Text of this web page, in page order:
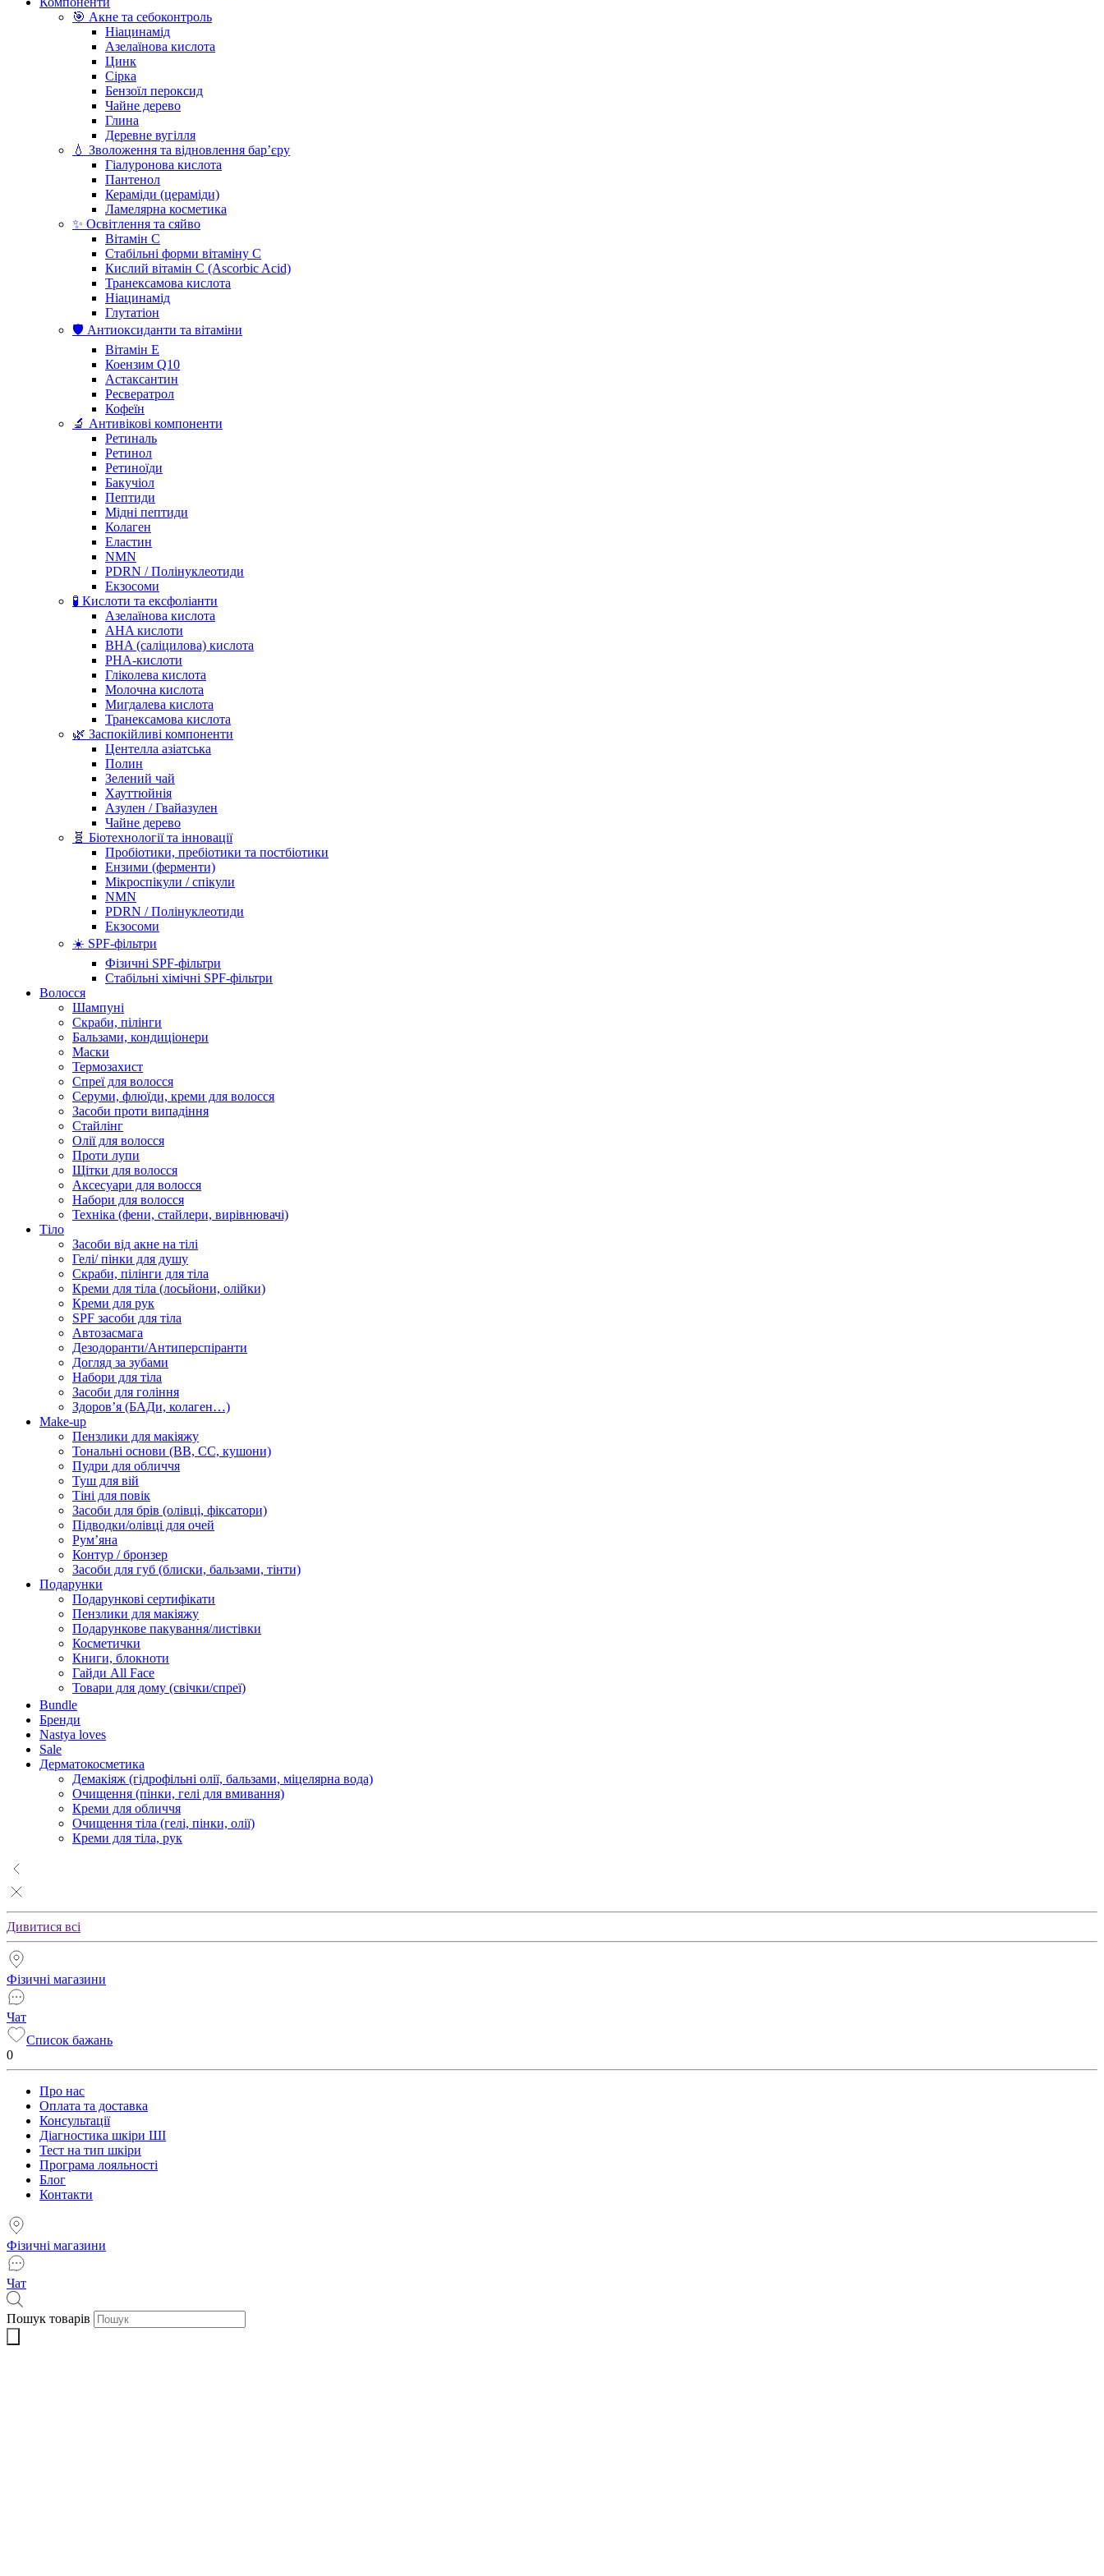
🎯 Акне та себоконтроль
Ніацинамід
Азелаїнова кислота
Цинк
Сірка
Бензоїл пероксид
Чайне дерево
Глина
Деревне вугілля
💧 Зволоження та відновлення бар’єру
Гіалуронова кислота
Пантенол
Кераміди (цераміди)
Ламелярна косметика
✨ Освітлення та сяйво
Вітамін С
Стабільні форми вітаміну С
Кислий вітамін С (Ascorbic Acid)
Транексамова кислота
Ніацинамід
Глутатіон
🛡️ Антиоксиданти та вітаміни
Вітамін Е
Коензим Q10
Астаксантин
Ресвератрол
Кофеїн
🔬 Антивікові компоненти
Ретиналь
Ретинол
Ретиноїди
Бакучіол
Пептиди
Мідні пептиди
Колаген
Еластин
NMN
PDRN / Полінуклеотиди
Екзосоми
🧪 Кислоти та ексфоліанти
Азелаїнова кислота
AHA кислоти
BHA (саліцилова) кислота
PHA-кислоти
Гліколева кислота
Молочна кислота
Мигдалева кислота
Транексамова кислота
🌿 Заспокійливі компоненти
Центелла азіатська
Полин
Зелений чай
Хауттюйнія
Азулен / Гвайазулен
Чайне дерево
🧬 Біотехнології та інновації
Пробіотики, пребіотики та постбіотики
Ензими (ферменти)
Мікроспікули / спікули
NMN
PDRN / Полінуклеотиди
Екзосоми
☀️ SPF-фільтри
Фізичні SPF-фільтри
Стабільні хімічні SPF-фільтри
Волосся
Шампуні
Скраби, пілінги
Бальзами, кондиціонери
Маски
Термозахист
Спреї для волосся
Серуми, флюїди, креми для волосся
Засоби проти випадіння
Стайлінг
Олії для волосся
Проти лупи
Щітки для волосся
Аксесуари для волосся
Набори для волосся
Техніка (фени, стайлери, вирівнювачі)
Тіло
Засоби від акне на тілі
Гелі/ пінки для душу
Скраби, пілінги для тіла
Креми для тіла (лосьйони, олійки)
Креми для рук
SPF засоби для тіла
Автозасмага
Дезодоранти/Антиперспіранти
Догляд за зубами
Набори для тіла
Засоби для гоління
Здоровʼя (БАДи, колаген…)
Make-up
Пензлики для макіяжу
Тональні основи (BB, CC, кушони)
Пудри для обличчя
Туш для вій
Тіні для повік
Засоби для брів (олівці, фіксатори)
Підводки/олівці для очей
Румʼяна
Контур / бронзер
Засоби для губ (блиски, бальзами, тінти)
Подарунки
Подарункові сертифікати
Пензлики для макіяжу
Подарункове пакування/листівки
Косметички
Книги, блокноти
Гайди All Face
Товари для дому (свічки/спреї)
Bundle
Бренди
Nastya loves
Sale
Дерматокосметика
Демакіяж (гідрофільні олії, бальзами, міцелярна вода)
Очищення (пінки, гелі для вмивання)
Креми для обличчя
Очищення тіла (гелі, пінки, олії)
Креми для тіла, рук
Дивитися всі
Фізичні магазини
Чат
Список бажань
0
Про нас
Оплата та доставка
Консультації
Діагностика шкіри ШІ
Тест на тип шкіри
Програма лояльності
Блог
Контакти
Фізичні магазини
Чат
Пошук товарів